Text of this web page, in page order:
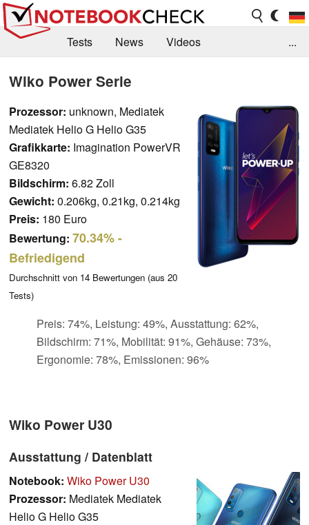
Tests News
Videos
Forum
...
Wiko Power Serie
Prozessor: unknown, Mediatek
Mediatek Helio G Helio G35
Grafikkarte: Imagination PowerVR
GE8320
Bildschirm: 6.82 Zoll
Gewicht: 0.206kg, 0.21kg, 0.214kg
Preis: 180 Euro
Bewertung: 70.34%-
Befriedigend
Durchschnitt von 14 Bewertungen (aus 20
Tests)
Preis: 74%, Leistung: 49%, Ausstattung: 62%,
Bildschirm: 71%, Mobilität: 91%, Gehäuse: 73%,
Ergonomie: 78%, Emissionen: 96%
Wiko Power U30
Ausstattung / Datenblatt
Notebook: Wiko Power U30
Prozessor: Mediatek Mediatek
Helio G Helio G35